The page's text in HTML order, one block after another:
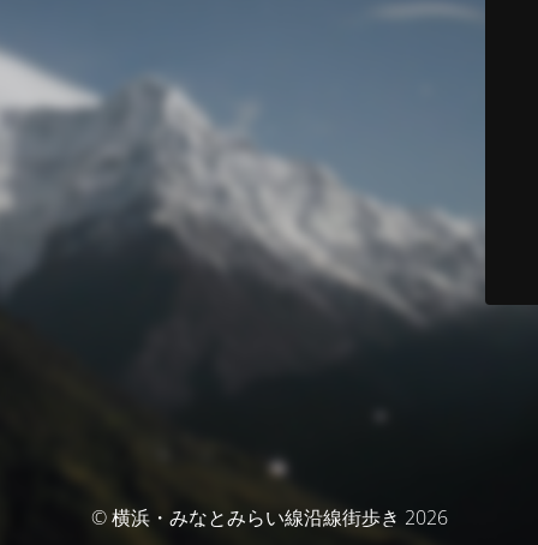
© 横浜・みなとみらい線沿線街歩き 2026